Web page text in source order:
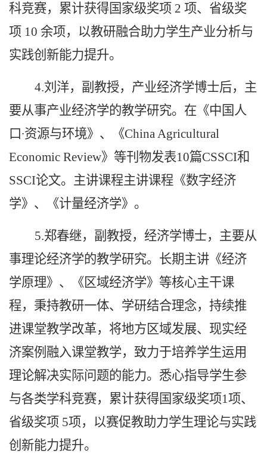
科竞赛，累计获得国家级奖项 2 项、省级奖
项 10 余项，以教研融合助力学生产业分析与
实践创新能力提升。
4.刘洋，副教授，产业经济学博士后，主
要从事产业经济学的教学研究。在《中国人
口∙资源与环境》、《China Agricultural
Economic Review》等刊物发表10篇CSSCI和
SSCI论文。主讲课程主讲课程《数字经济
学》、《计量经济学》。
5.郑春继，副教授，经济学博士，主要从
事理论经济学的教学研究。长期主讲《经济
学原理》 、
《区域经济学》等核心主干课
程，秉持教研一体、学研结合理念，持续推
进课堂教学改革，将地方区域发展、现实经
济案例融入课堂教学，致力于培养学生运用
理论解决实际问题的能力。 悉心指导学生参
与各类学科竞赛，累计获得国家级奖项1项、
省级奖项 5项，以赛促教助力学生理论与实践
创新能力提升。